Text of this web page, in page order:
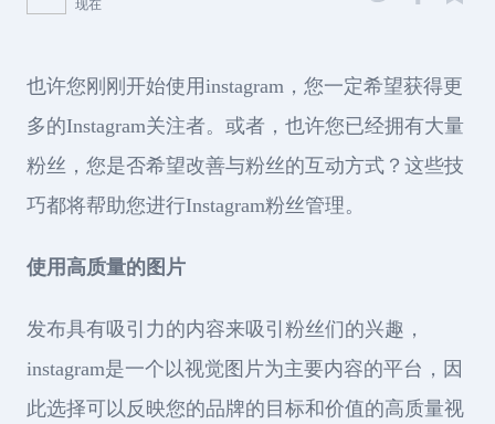
现在
也许您刚刚开始使用instagram，您一定希望获得更
多的Instagram关注者。或者，也许您已经拥有大量
粉丝，您是否希望改善与粉丝的互动方式？这些技
巧都将帮助您进行Instagram粉丝管理。
使用高质量的图片
发布具有吸引力的内容来吸引粉丝们的兴趣，
instagram是一个以视觉图片为主要内容的平台，因
此选择可以反映您的品牌的目标和价值的高质量视